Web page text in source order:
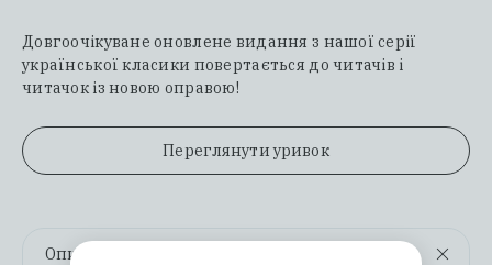
Довгоочікуване оновлене видання з нашої серії
української класики повертається до читачів і
читачок із новою оправою!
Переглянути уривок
Опис